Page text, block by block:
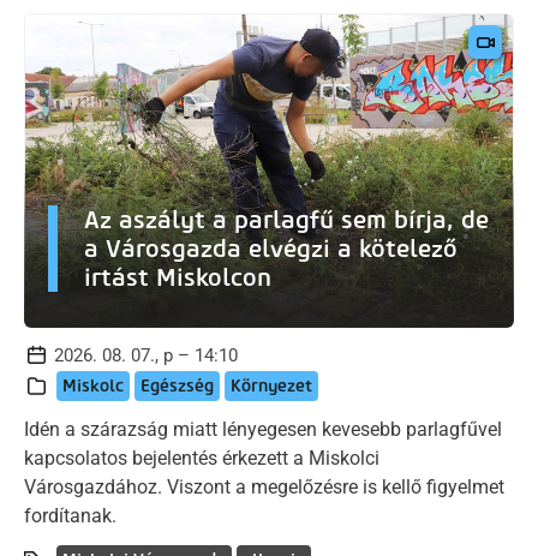
Az aszályt a parlagfű sem bírja, de
a Városgazda elvégzi a kötelező
irtást Miskolcon
2026. 08. 07., p – 14:10
Miskolc Egészség Környezet
Idén a szárazság miatt lényegesen kevesebb parlagfűvel
kapcsolatos bejelentés érkezett a Miskolci
Városgazdához. Viszont a megelőzésre is kellő figyelmet
fordítanak.